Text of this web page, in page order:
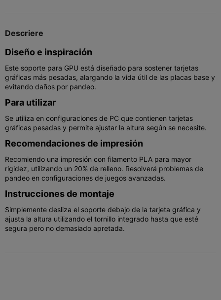
Descriere
Diseño e inspiración
Este soporte para GPU está diseñado para sostener tarjetas
gráficas más pesadas, alargando la vida útil de las placas base y
evitando daños por pandeo.
Para utilizar
Se utiliza en configuraciones de PC que contienen tarjetas
gráficas pesadas y permite ajustar la altura según se necesite.
Recomendaciones de impresión
Recomiendo una impresión con filamento PLA para mayor
rigidez, utilizando un 20% de relleno. Resolverá problemas de
pandeo en configuraciones de juegos avanzadas.
Instrucciones de montaje
Simplemente desliza el soporte debajo de la tarjeta gráfica y
ajusta la altura utilizando el tornillo integrado hasta que esté
segura pero no demasiado apretada.